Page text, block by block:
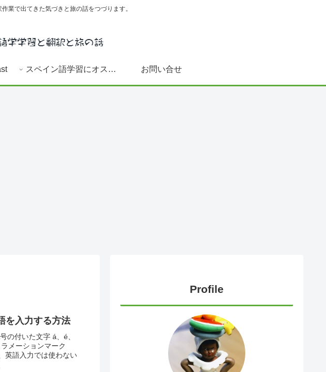
業で出てきた気づきと旅の話をつづります。
スペイン語学習にオススメ書籍(文法～DELE対策まで) お問い合せ
を入力する方法
の付いた文字 á、é、
メーションマーク
英語入力では使わない
Profile